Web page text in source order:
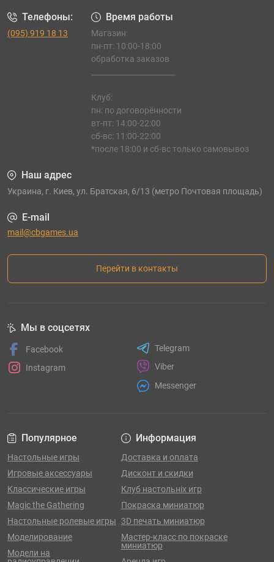
Телефоны:
(095) 919 18 13
Время работы
Магазин:
пн-пт: 10:00-18:00
обработка заказов
Клуб:
пн: по договорённости
вт-пт: 14:00-22:00
сб-вс: 11:00-22:00
*после 18:00 и сб-вс только самовывоз
Наш адрес
Украина, г. Киев, ул. Братская, 6/13 (метро Почтовая площадь)
E-mail
mail@cbgames.ua
Перейти в контакты
Популярное
Настольные игры
Игровые аксессуары
Классические игры
Magic the Gathering
Настольные ролевые игры
Моделирование
Модели на
Информация
Доставка и оплата
Дисконт и скидки
Клуб настольніх игр
Покраска миниатюр
3D печать миниатюр
Мастер-класс по покраске
миниатюр
Мы в соцсетях
Facebook
Instagram
Telegram
Viber
Messenger